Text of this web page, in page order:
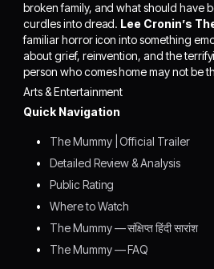
broken family, and what should have
curdles into dread. Lee Cronin’s
familiar horror icon into something
about grief, reinvention, and the
person who comes home may not be
Arts & Entertainment
Quick Navigation
The Mummy | Official Trailer
Detailed Review & Analysis
Public Rating
Where to Watch
The Mummy — संक्षिप्त हिंदी सारांश
The Mummy — FAQ